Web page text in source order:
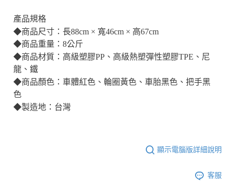
產品規格
◆商品尺寸：長88cm × 寬46cm × 高67cm
◆商品重量：8公斤
◆商品材質：高級塑膠PP、高級熱塑彈性塑膠TPE、尼
龍、鐵
◆商品顏色：車體紅色、輪圈黃色、車胎黑色、把手黑
色
◆製造地：台灣
顯示電腦版詳細說明
客服